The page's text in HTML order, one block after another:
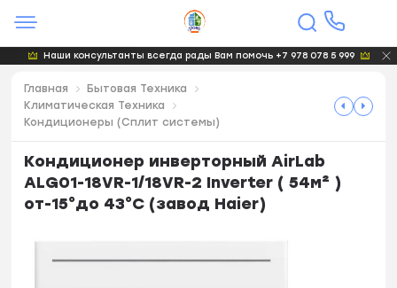
Наши консультанты всегда рады Вам помочь +7 978 078 5 999
Главная
Бытовая Техника
Климатическая Техника
Кондиционеры (Сплит системы)
Кондиционер инверторный AirLab
ALG01-18VR-1/18VR-2 Inverter ( 54м² )
от-15°до 43°С (завод Haier)